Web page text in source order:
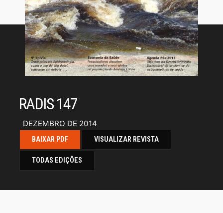
RADIS 147
DEZEMBRO DE 2014
BAIXAR PDF VISUALIZAR REVISTA
TODAS EDIÇÕES